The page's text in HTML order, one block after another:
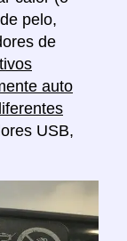
pelo,
de
auto
USB,